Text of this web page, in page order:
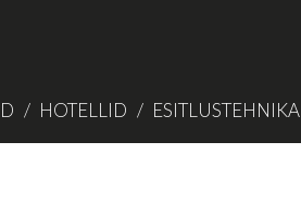
HOTELLID ESITLUSTEHNIKA